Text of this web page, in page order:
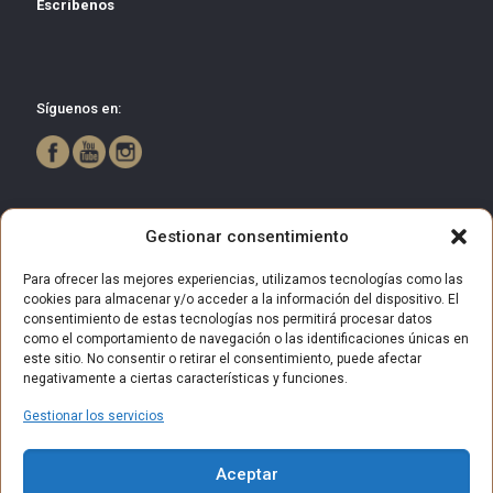
Gestionar consentimiento
Para ofrecer las mejores experiencias, utilizamos tecnologías como las
cookies para almacenar y/o acceder a la información del dispositivo. El
consentimiento de estas tecnologías nos permitirá procesar datos
como el comportamiento de navegación o las identificaciones únicas en
este sitio. No consentir o retirar el consentimiento, puede afectar
negativamente a ciertas características y funciones.
Gestionar los servicios
Aceptar
Escríbenos
Síguenos en:
© 2025 Centro Comercial Bulevar Getafe. Todos los derechos
reservados.